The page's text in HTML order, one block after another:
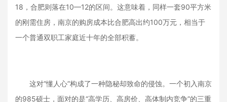
18，合肥则落在10—12的区间。这意味着，同样一套90平方米
的刚需住房，南京的购房成本比合肥高出约100万元，相当于
一个普通双职工家庭近十年的全部积蓄。
这对“懂人心”构成了一种隐秘却致命的侵蚀。一个初入南京
的985硕士，面对的是“高学历、高房价、高体制内竞争”的三重